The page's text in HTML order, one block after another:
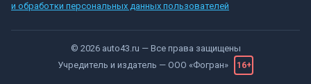
и обработки персональных данных пользователей
© 2026 auto43.ru — Все права защищены
Учредитель и издатель — ООО «Фогран» 16+